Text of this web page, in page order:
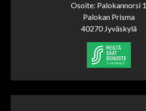
Osoite: Palokannorsi 1
Palokan Prisma
40270 Jyväskylä